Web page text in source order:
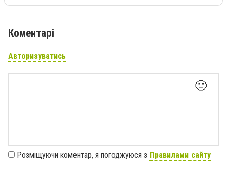
Коментарі
Авторизуватись
🙂
Розміщуючи коментар, я погоджуюся з Правилами сайту